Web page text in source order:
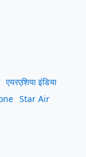
एयरएशिया इंडिया
Star Air